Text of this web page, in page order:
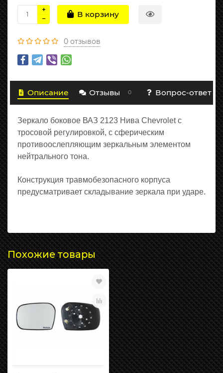
В корзину
0 отзывов
Описание Отзывы 0 Вопрос-ответ 0
Зеркало боковое ВАЗ 2123 Нива Chevrolet с
тросовой регулировкой, с сферическим
противоослепляющим зеркальным элементом
нейтрального тона.
Конструкция травмобезопасного корпуса
предусматривает складывание зеркала при ударе.
Похожие товары